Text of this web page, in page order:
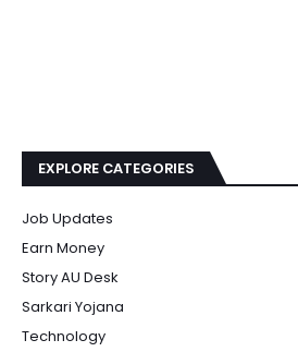
EXPLORE CATEGORIES
Job Updates
Earn Money
Story AU Desk
Sarkari Yojana
Technology